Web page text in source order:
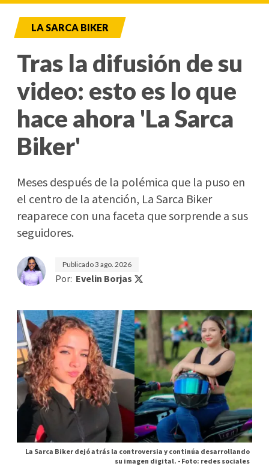
LA SARCA BIKER
Tras la difusión de su
video: esto es lo que
hace ahora 'La Sarca
Biker'
Meses después de la polémica que la puso en
el centro de la atención, La Sarca Biker
reaparece con una faceta que sorprende a sus
seguidores.
Publicado3 ago. 2026
Por: Evelin Borjas
La Sarca Biker dejó atrás la controversia y continúa desarrollando
su imagen digital. -Foto: redes sociales